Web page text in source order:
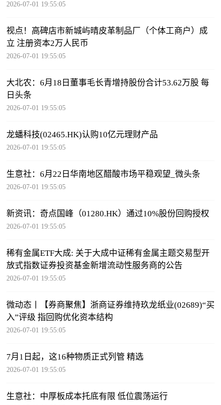
2026-07-01 19:55:05
视点！高碑店市新城屿晴皮革制品厂（个体工商户）成
立 注册资本2万人民币
2026-07-01 19:55:05
大北农：6月18日董事毛长青增持股份合计53.62万股 每
日头条
2026-07-01 19:55:05
龙蟠科技(02465.HK)认购10亿元理财产品
2026-07-01 19:55:05
生意社：6月22日华南地区醋酸市场平稳观望_微头条
2026-07-01 19:55:05
新资讯：奇点国峰（01280.HK）通过10%股份回购授权
2026-07-01 19:55:05
稀有金属ETF大成: 关于大成中证稀有金属主题交易型开
放式指数证券投资基金新增流动性服务商的公告
2026-07-01 19:55:05
微动态丨【券商聚焦】浙商证券维持玖龙纸业(02689)“买
入”评级 指回购优化资本结构
2026-07-01 19:55:05
7月1日起，这16种物质正式列管 精选
2026-07-01 19:55:05
生意社：中厚板成本托底有限 低位震荡运行